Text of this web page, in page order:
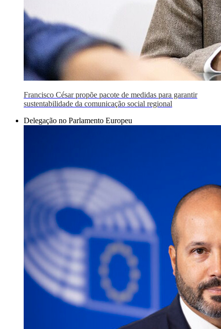
Francisco César propõe pacote de medidas para garantir
sustentabilidade da comunicação social regional
Delegação no Parlamento Europeu